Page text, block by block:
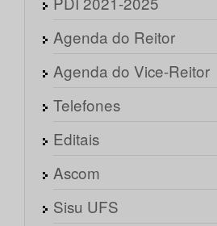
Agenda do Reitor
Agenda do Vice-Reitor
Telefones
Editais
Ascom
Sisu UFS